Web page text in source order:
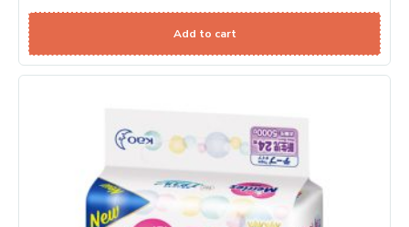
Add to cart